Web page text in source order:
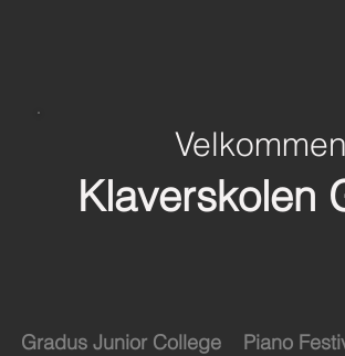
Klaverskolen
Gradus Junior College Piano